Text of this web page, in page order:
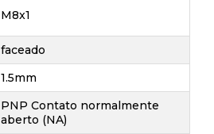
M8x1
faceado
1.5mm
PNP Contato normalmente
aberto (NA)